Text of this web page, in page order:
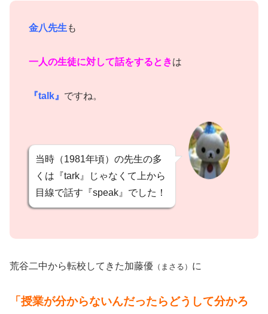
金八先生 も
一人の生徒に対して話をするときは
『talk』 ですね。
当時（1981年頃）の先生の多
くは『tark』じゃなくて上から
目線で話す『speak』でした！
荒谷二中から転校してきた加藤優 （まさる） に
「授業が分からないんだったらどうして分かろ